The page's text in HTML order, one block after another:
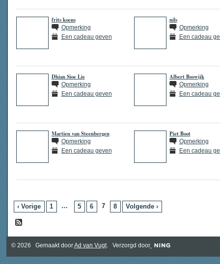
frits koens
Opmerking
Een cadeau geven
nils
Opmerking
Een cadeau
Dhian Sioe Lie
Opmerking
Een cadeau geven
Albert Boswijk
Opmerking
Een cadeau
Martien van Steenbergen
Opmerking
Een cadeau geven
Piet Boot
Opmerking
Een cadeau
‹ Vorige 1 … 5 6 7 8 Volgende ›
© 2026 Gemaakt doorAd van Vugt. Verzorgd door